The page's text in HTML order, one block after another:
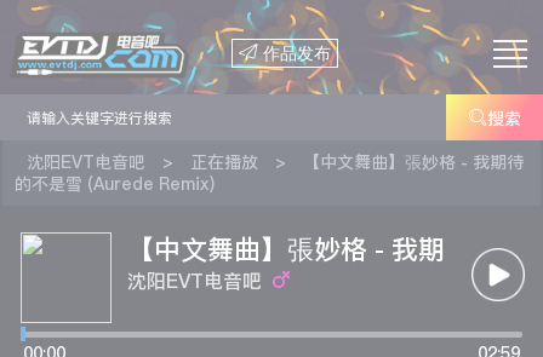
 作品发布
搜索
沈阳EVT电音吧 > 正在播放 >
【中文舞曲】張妙格 - 我期待
的不是雪 (Aurede Remix)
【中文舞曲】張妙格 - 我期
待的不是雪 (Aurede
沈阳EVT电音吧